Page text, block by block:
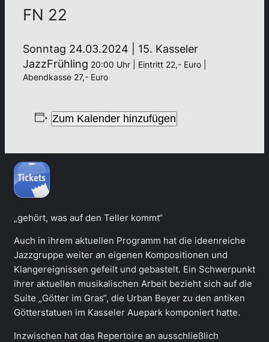
FN 22
Sonntag 24.03.2024 | 15. Kasseler
JazzFrühling 20:00 Uhr | Eintritt 22,- Euro |
Abendkasse 27,- Euro
Zum Kalender hinzufügen
„gehört, was auf den Teller kommt“
Auch in ihrem aktuellen Programm hat die ideenreiche
Jazzgruppe weiter an eigenen Kompositionen und
Klangereignissen gefeilt und gebastelt. Ein Schwerpunkt
ihrer aktuellen musikalischen Arbeit bezieht sich auf die
Suite „Götter im Gras“, die Urban Beyer zu den antiken
Götterstatuen im Kasseler Auepark komponiert hatte.
Inzwischen hat das Repertoire an ausschließlich